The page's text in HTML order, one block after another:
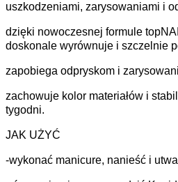
uszkodzeniami, zarysowaniami i
dzięki nowoczesnej formule
doskonale wyrównuje i szczelnie
zapobiega odpryskom i
zachowuje kolor materiałów i
tygodni.
JAK UŻYĆ
-wykonać manicure, nanieść i